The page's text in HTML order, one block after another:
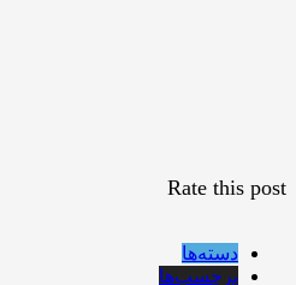
Rate this post
دسته‌ها
برچسب‌ها